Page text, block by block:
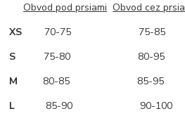
Obvod pod prsiami Obvod cez prsia
XS 70-75 75-85
S 75-80 80-95
M 80-85 85-95
L 85-90 90-100